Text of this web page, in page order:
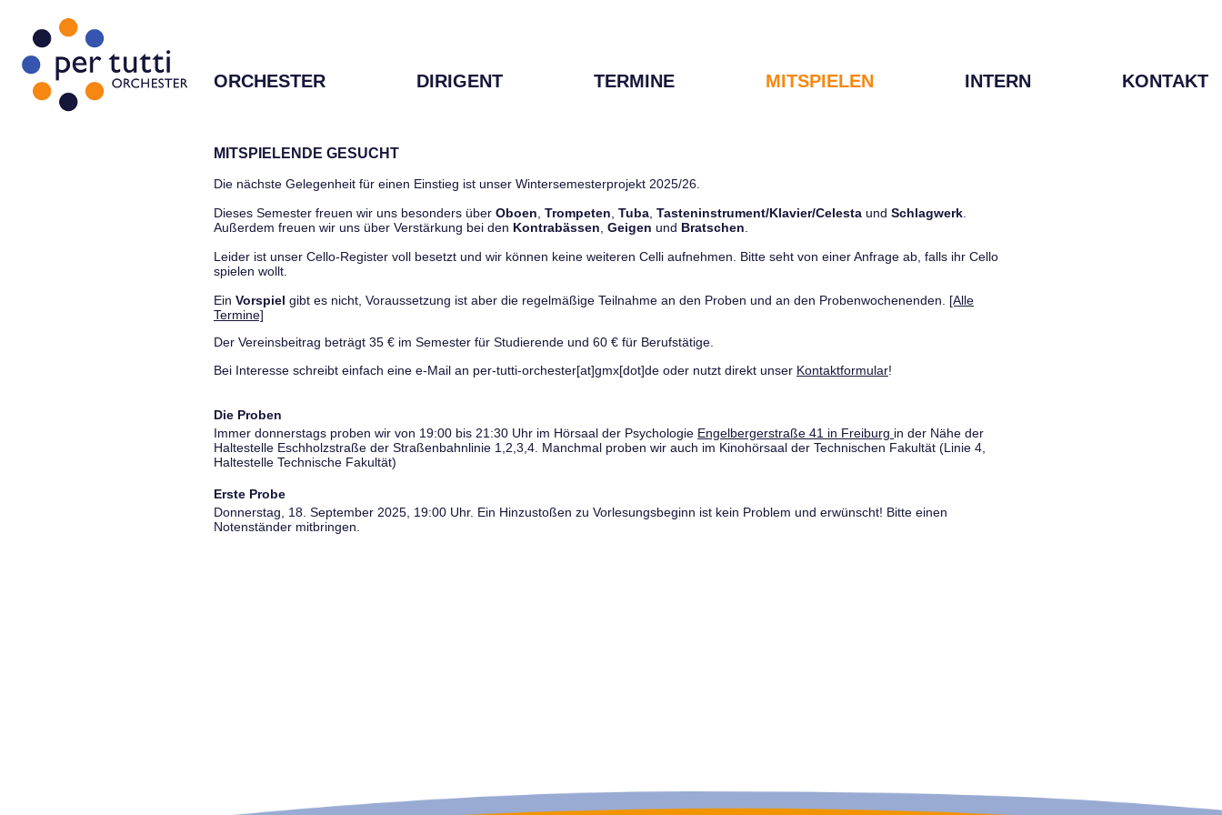
ORCHESTER DIRIGENT TERMINE MITSPIELEN INTERN KONTAKT
MITSPIELENDE GESUCHT
Die nächste Gelegenheit für einen Einstieg ist unser Wintersemesterprojekt 2025/26.
Dieses Semester freuen wir uns besonders über Oboen Trompeten Tuba Tasteninstrument/Klavier/Celesta und Schlagwerk
Außerdem freuen wir uns über Verstärkung bei den Kontrabässen Geigen und Bratschen
Leider ist unser Cello-Register voll besetzt und wir können keine weiteren Celli aufnehmen. Bitte seht von einer Anfrage ab, falls ihr Cello
spielen wollt.
Ein Vorspiel gibt es nicht, Voraussetzung ist aber die regelmäßige Teilnahme an den Proben und an den Probenwochenenden. [Alle
Termine]
Der Vereinsbeitrag beträgt 35 € im Semester für Studierende und 60 € für Berufstätige.
Bei Interesse schreibt einfach eine e-Mail an per-tutti-orchester[at]gmx[dot]de oder nutzt direkt unser Kontaktformular!
Die Proben
Immer donnerstags proben wir von 19:00 bis 21:30 Uhr im Hörsaal der Psychologie Engelbergerstraße 41 in Freiburg in der Nähe der
Haltestelle Eschholzstraße der Straßenbahnlinie 1,2,3,4. Manchmal proben wir auch im Kinohörsaal der Technischen Fakultät (Linie 4,
Haltestelle Technische Fakultät)
Erste Probe
Donnerstag, 18. September 2025, 19:00 Uhr. Ein Hinzustoßen zu Vorlesungsbeginn ist kein Problem und erwünscht! Bitte einen
Notenständer mitbringen.